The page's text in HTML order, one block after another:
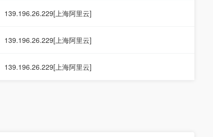
139.196.26.229[上海阿里云]
139.196.26.229[上海阿里云]
139.196.26.229[上海阿里云]